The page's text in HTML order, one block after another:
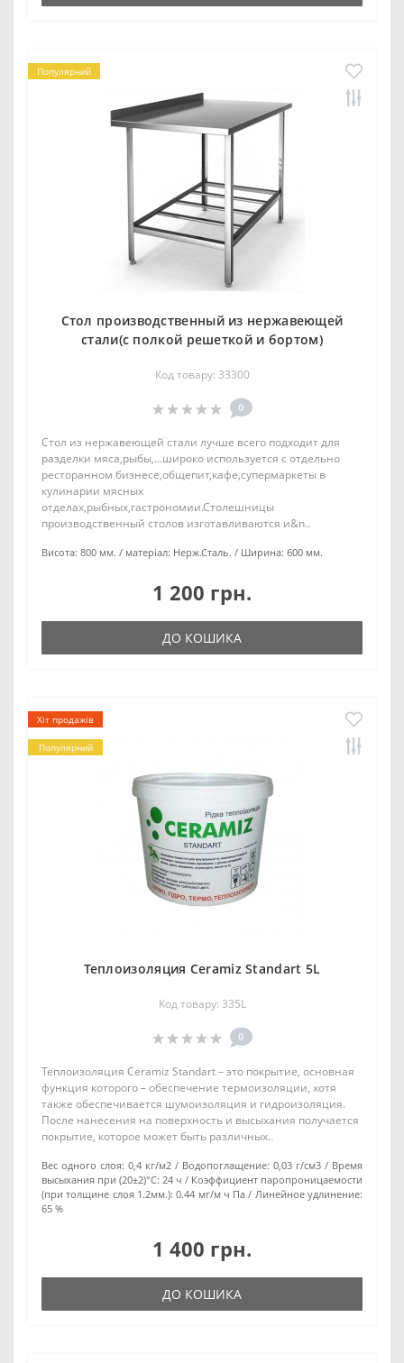
Популярний
Стол производственный из нержавеющей
стали(с полкой решеткой и бортом)
Код товару: 33300
0
Стол из нержавеющей стали лучше всего подходит для
разделки мяса,рыбы,...широко используется с отдельно
ресторанном бизнесе,общепит,кафе,супермаркеты в
кулинарии мясных
отделах,рыбных,гастрономии.Столешницы
производственный столов изготавливаются и&n..
Висота: 800 мм. матеріал: Нерж.Сталь. Ширина: 600 мм.
1 200 грн.
ДО КОШИКА
Хіт продажів
Популярний
Теплоизоляция Ceramiz Standart 5L
Код товару: 335L
0
Теплоизоляция Ceramiz Standart – это покрытие, основная
функция которого – обеспечение термоизоляции, хотя
также обеспечивается шумоизоляция и гидроизоляция.
После нанесения на поверхность и высыхания получается
покрытие, которое может быть различных..
Вес одного слоя: 0,4 кг/м2 Водопоглащение: 0,03 г/см3
Время
высыхания при (20±2)°С: 24 ч
Коэффициент паропроницаемости
(при толщине слоя 1.2мм.): 0.44 мг/м ч Па
Линейное удлинение:
65 %
1 400 грн.
ДО КОШИКА